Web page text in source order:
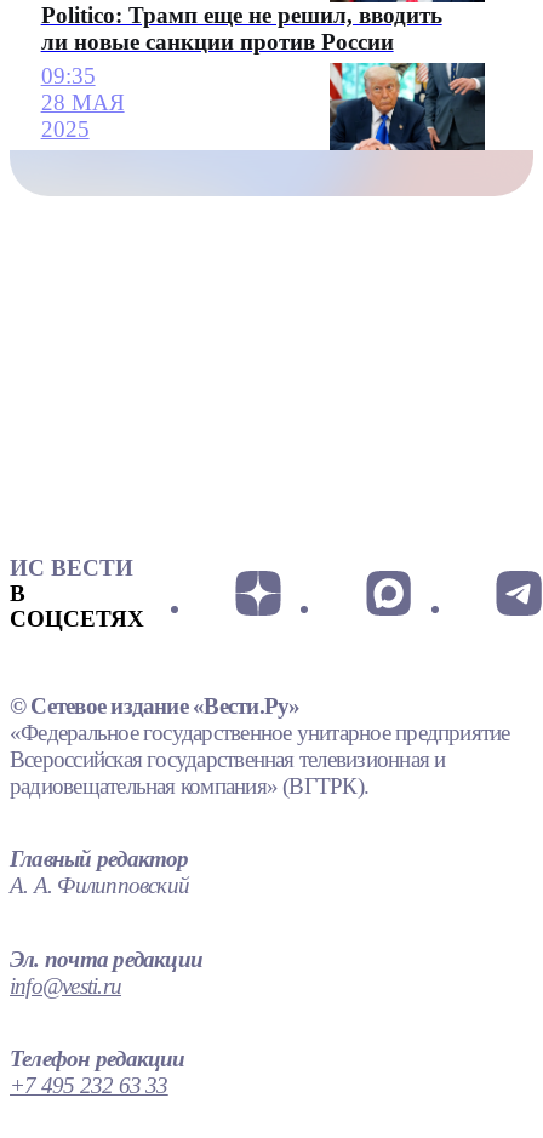
Politico: Трамп еще не решил, вводить
ли новые санкции против России
09:35
28 МАЯ
2025
ИС ВЕСТИ
В
СОЦСЕТЯХ
© Сетевое издание «Вести.Ру»
«Федеральное государственное унитарное предприятие
Всероссийская государственная телевизионная и
радиовещательная компания» (ВГТРК).
Главный редактор
А. А. Филипповский
Эл. почта редакции
info@vesti.ru
Телефон редакции
+7 495 232 63 33